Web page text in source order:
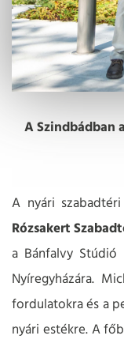
A Szindbádban
A nyári
Rózsakert
a Bánfalvy
Nyíregyházára.
fordulatokra és a
nyári estékre. A